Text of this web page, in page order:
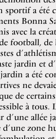
sportif a été
Bonna
avec la
football, de
jardin et
a été
ne
de
à tous.
allée
zone